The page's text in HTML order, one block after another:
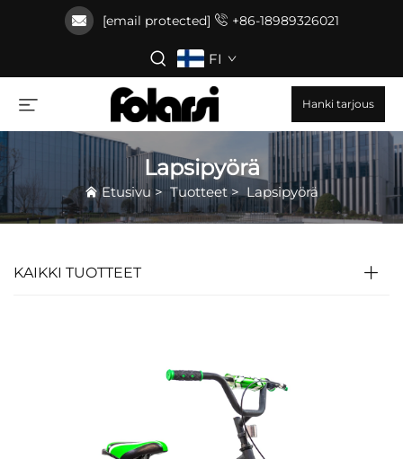
[email protected] +86-18989326021
FI
Hanki tarjous
Lapsipyörä
Etusivu > Tuotteet >Lapsipyörä
KAIKKI TUOTTEET